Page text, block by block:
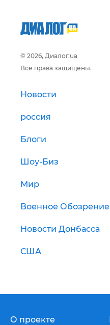
© 2026, Диалог.ua
Все права защищены.
Новости
россия
Блоги
Шоу-Биз
Мир
Военное Обозрение
Новости Донбасса
США
О проекте